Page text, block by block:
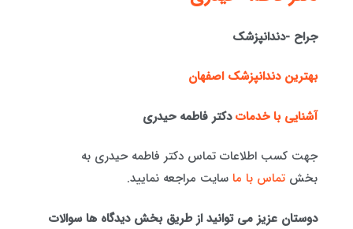
جراح -دندانپزشک
بهترین دندانپزشک اصفهان
آشنایی با خدماتدکتر فاطمه حیدری
جهت کسب اطلاعات تماس دکتر فاطمه حیدری به
بخش تماس با ما سایت مراجعه نمایید.
دوستان عزیز می توانید از طریق بخش دیدگاه ها سوالات